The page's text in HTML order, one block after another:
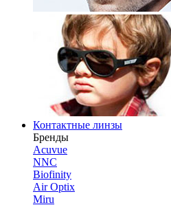
Контактные линзы
Бренды
Acuvue
NNC
Biofinity
Air Optix
Miru